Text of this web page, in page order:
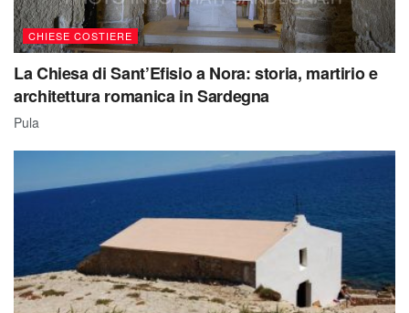
CHIESE COSTIERE
La Chiesa di Sant’Efisio a Nora: storia, martirio e
architettura romanica in Sardegna
Pula